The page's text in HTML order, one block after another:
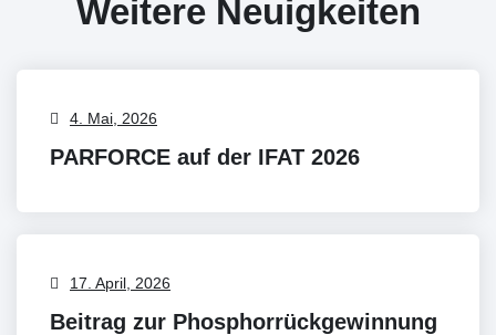
Weitere Neuigkeiten
4. Mai, 2026
PARFORCE auf der IFAT 2026
17. April, 2026
Beitrag zur Phosphorrückgewinnung